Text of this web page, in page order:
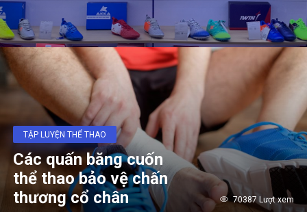
TẬP LUYỆN THỂ THAO
Các quấn băng cuốn
thể thao bảo vệ chấn
thương cổ chân
70387 Lượt xem